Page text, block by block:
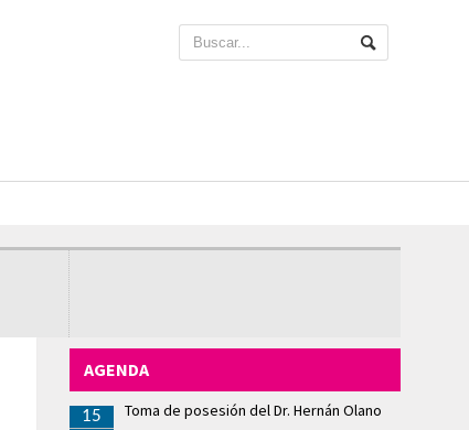
AGENDA
15
Toma de posesión del Dr. Hernán Olano